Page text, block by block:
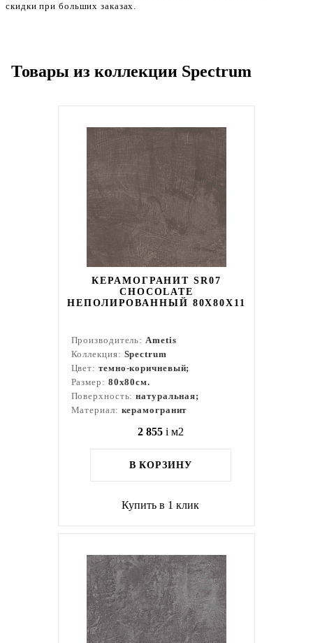
скидки при больших заказах.
Товары из коллекции Spectrum
КЕРАМОГРАНИТ SR07
CHOCOLATE
НЕПОЛИРОВАННЫЙ 80X80Х11
Производитель:Ametis
Коллекция: Spectrum
Цвет: темно-коричневый;
Размер: 80x80см.
Поверхность:натуральная;
Материал: керамогранит
2 855 i м2
В КОРЗИНУ
Купить в 1 клик